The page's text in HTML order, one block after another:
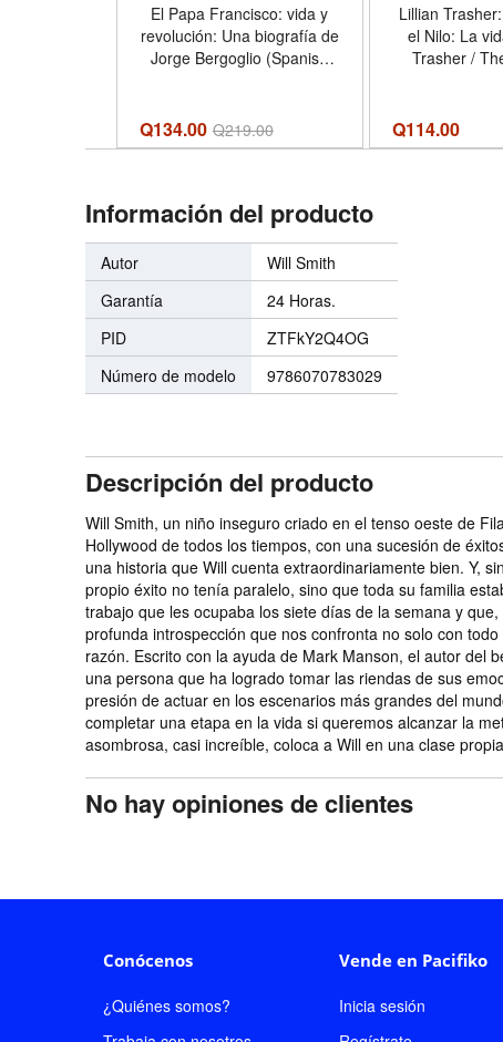
El Papa Francisco: vida y
revolución: Una biografía de
Jorge Bergoglio (Spanish
Q134.00 Q219.00
Lillian
el Nilo: La
Trasher /
Christian
Now)
Q114.00
Información del producto
Autor
Will Smith
Garantía
24 Horas.
PID
ZTFkY2Q4OG
Número de modelo
9786070783029
Descripción del producto
Will Smith, un niño inseguro criado en el tenso oeste de
Hollywood de todos los tiempos, con una sucesión de
una historia que Will cuenta extraordinariamente bien. Y,
propio éxito no tenía paralelo, sino que toda su familia
trabajo que les ocupaba los siete días de la semana y
profunda introspección que nos confronta no solo con
razón. Escrito con la ayuda de Mark Manson, el autor del
una persona que ha logrado tomar las riendas de sus
presión de actuar en los escenarios más grandes del
completar una etapa en la vida si queremos alcanzar la
asombrosa, casi increíble, coloca a Will en una clase
No hay opiniones de clientes
Conócenos
¿Quiénes somos?
Vende en Pacifiko
Inicia sesión